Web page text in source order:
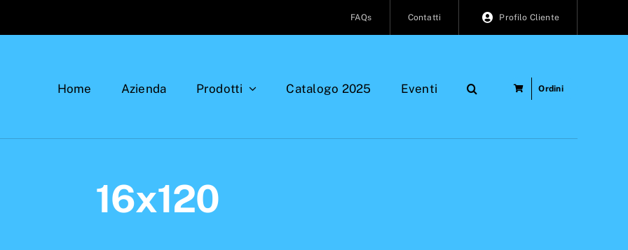
FAQs Contatti Profilo Cliente
Home Azienda Prodotti Catalogo 2025 Eventi Ordini
16x120